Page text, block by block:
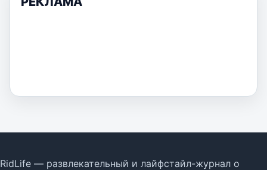
RidLife — развлекательный и лайфстайл-журнал о